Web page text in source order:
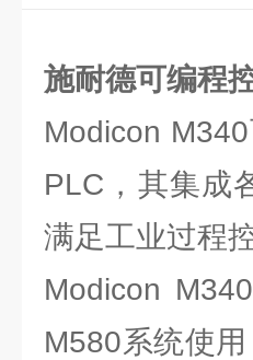
施耐德可编程
Modicon
PLC，其集成
满足工业过程
Modicon
M580系统使